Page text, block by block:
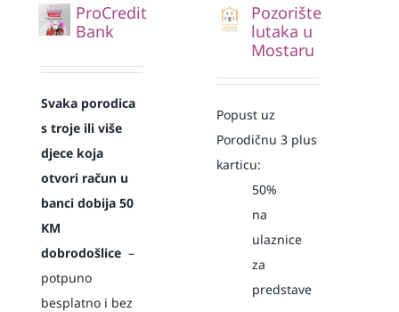
ProCredit
Bank
Svaka porodica
s troje ili više
djece koja
otvori račun u
banci dobija 50
KM
dobrodošlice–
potpuno
besplatno i bez
Pozorište
lutaka u
Mostaru
Popust uz
Porodičnu 3 plus
karticu:
50%
na
ulaznice
za
predstave